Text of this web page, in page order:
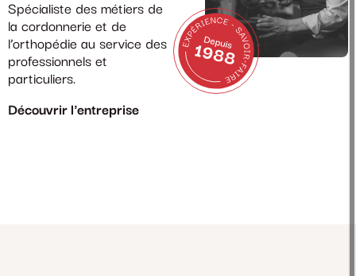
Spécialiste des métiers de
la cordonnerie et de
l’orthopédie au service des
professionnels et
particuliers.
Découvrir l'entreprise